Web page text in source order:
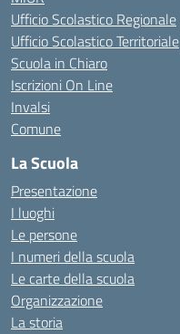
Ufficio Scolastico Regionale
Ufficio Scolastico Territoriale
Scuola in Chiaro
Iscrizioni On Line
Invalsi
Comune
La Scuola
Presentazione
I luoghi
Le persone
I numeri della scuola
Le carte della scuola
Organizzazione
La storia